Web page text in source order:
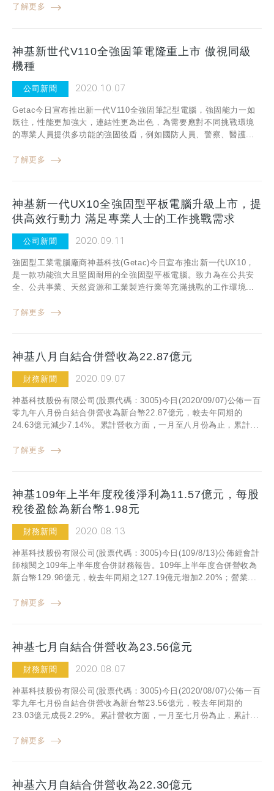
了解更多
神基新世代V110全強固筆電隆重上市 傲視同級
機種
公司新聞 2020.10.07
Getac今日宣布推出新一代V110全強固筆記型電腦，強固能力一如
既往，性能更加強大，連結性更為出色，為需要應對不同挑戰環境
的專業人員提供多功能的強固後盾，例如國防人員、警察、醫護...
了解更多
神基新一代UX10全強固型平板電腦升級上市，提
供高效行動力 滿足專業人士的工作挑戰需求
公司新聞 2020.09.11
強固型工業電腦廠商神基科技(Getac)今日宣布推出新一代UX10，
是一款功能強大且堅固耐用的全強固型平板電腦。致力為在公共安
全、公共事業、天然資源和工業製造行業等充滿挑戰的工作環境...
了解更多
神基八月自結合併營收為22.87億元
財務新聞 2020.09.07
神基科技股份有限公司(股票代碼：3005)今日(2020/09/07)公佈一百
零九年八月份自結合併營收為新台幣22.87億元，較去年同期的
24.63億元減少7.14%。累計營收方面，一月至八月份為止，累計...
了解更多
神基109年上半年度稅後淨利為11.57億元，每股
稅後盈餘為新台幣1.98元
財務新聞 2020.08.13
神基科技股份有限公司(股票代碼：3005)今日(109/8/13)公佈經會計
師核閱之109年上半年度合併財務報告。109年上半年度合併營收為
新台幣129.98億元，較去年同期之127.19億元增加2.20%；營業...
了解更多
神基七月自結合併營收為23.56億元
財務新聞 2020.08.07
神基科技股份有限公司(股票代碼：3005)今日(2020/08/07)公佈一百
零九年七月份自結合併營收為新台幣23.56億元，較去年同期的
23.03億元成長2.29%。累計營收方面，一月至七月份為止，累計...
了解更多
神基六月自結合併營收為22.30億元